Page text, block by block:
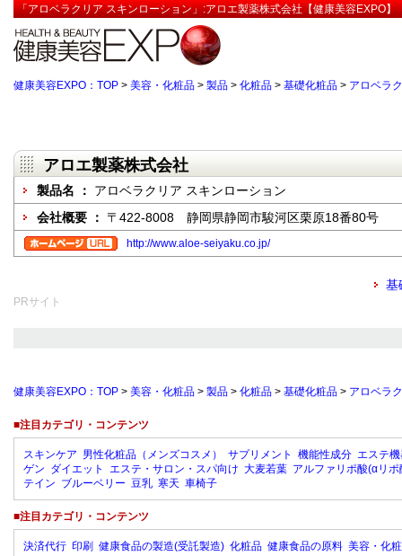
「アロベラクリア スキンローション」:アロエ製薬株式会社【健康美容EXPO】
健康美容EXPO：TOP > 美容・化粧品 > 製品 > 化粧品 > 基礎化粧品 > アロベラ
アロエ製薬株式会社
製品名 ： アロベラクリア スキンローション
会社概要 ： 〒422-8008 静岡県静岡市駿河区栗原18番80号
http://www.aloe-seiyaku.co.jp/
基
PRサイト
健康美容EXPO：TOP > 美容・化粧品 > 製品 > 化粧品 > 基礎化粧品 > アロベラ
■注目カテゴリ・コンテンツ
スキンケア 男性化粧品（メンズコスメ） サプリメント 機能性成分 エステ
ゲン ダイエット エステ・サロン・スパ向け 大麦若葉 アルファリポ酸(αリポ
テイン ブルーベリー 豆乳 寒天 車椅子
■注目カテゴリ・コンテンツ
決済代行 印刷 健康食品の製造(受託製造) 化粧品 健康食品の原料 美容・化